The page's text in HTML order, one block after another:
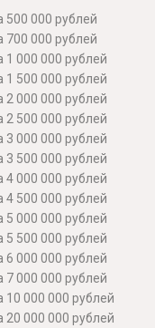
500 000 рублей
700 000 рублей
1 000 000 рублей
1 500 000 рублей
2 000 000 рублей
2 500 000 рублей
3 000 000 рублей
3 500 000 рублей
4 000 000 рублей
4 500 000 рублей
5 000 000 рублей
5 500 000 рублей
6 000 000 рублей
7 000 000 рублей
10 000 000 рублей
20 000 000 рублей